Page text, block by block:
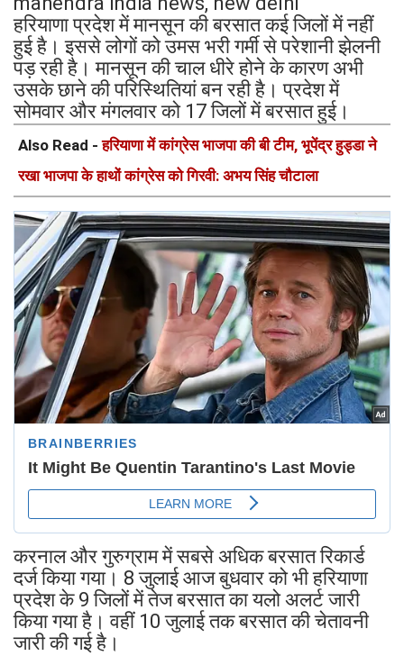
हरियाणा प्रदेश में मानसून की बरसात कई जिलों में नहीं
हुई है। इससे लोगों को उमस भरी गर्मी से परेशानी झेलनी
पड़ रही है। मानसून की चाल धीरे होने के कारण अभी
उसके छाने की परिस्थितियां बन रही है। प्रदेश में
सोमवार और मंगलवार को 17 जिलों में बरसात हुई।
Also Read -हरियाणा में कांग्रेस भाजपा की बी टीम, भूपेंद्र हुड्डा ने
रखा भाजपा के हाथों कांग्रेस को गिरवी: अभय सिंह चौटाला
करनाल और गुरुग्राम में सबसे अधिक बरसात रिकार्ड
दर्ज किया गया। 8 जुलाई आज बुधवार को भी हरियाणा
प्रदेश के 9 जिलों में तेज बरसात का यलो अलर्ट जारी
किया गया है। वहीं 10 जुलाई तक बरसात की चेतावनी
जारी की गई है।